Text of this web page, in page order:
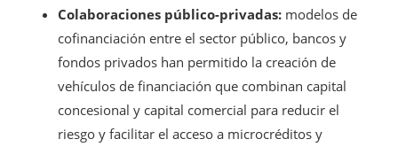
Colaboraciones público-privadas: modelos de
cofinanciación entre el sector público, bancos y
fondos privados han permitido la creación de
vehículos de financiación que combinan capital
concesional y capital comercial para reducir el
riesgo y facilitar el acceso a microcréditos y